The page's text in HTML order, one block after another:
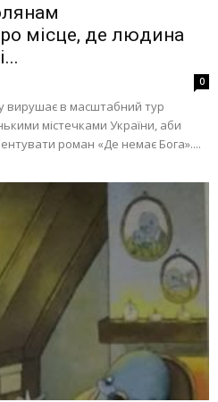
місце, де людина
0
вирушає в масштабний тур
містечками України, аби
роман «Де немає Бога»....